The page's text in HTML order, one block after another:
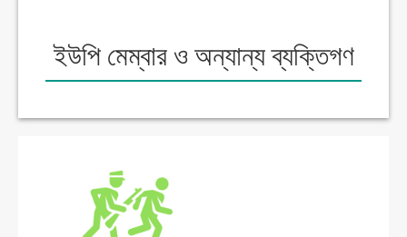
ইউপি মেম্বার ও অন্যান্য ব্যক্তিগণ